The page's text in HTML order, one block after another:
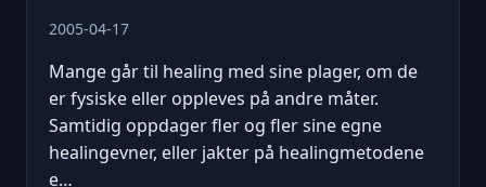
2005-04-17
Mange går til healing med sine plager, om de
er fysiske eller oppleves på andre måter.
Samtidig oppdager fler og fler sine egne
healingevner, eller jakter på healingmetodene
e…